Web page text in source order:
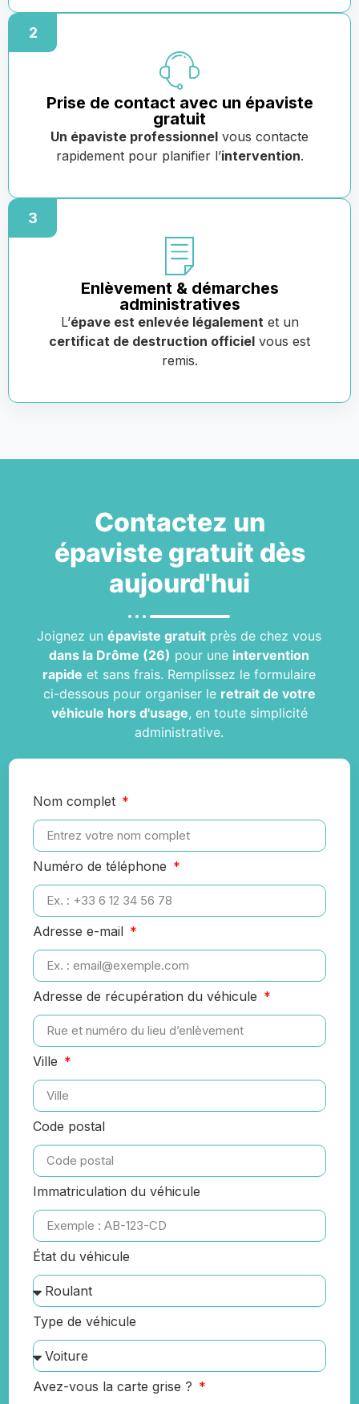
2
Prise de contact avec un épaviste
gratuit
Un épaviste professionnel vous contacte
rapidement pour planifier l’intervention.
3
Enlèvement & démarches
administratives
L’épave est enlevée légalement et un
certificat de destruction officiel vous est
remis.
Contactez un
épaviste gratuit dès
aujourd'hui
Joignez unépaviste gratuit près de chez vous
dans la Drôme (26) pour une intervention
rapide et sans frais. Remplissez le formulaire
ci-dessous pour organiser le retrait de votre
véhicule hors d'usage, en toute simplicité
administrative.
Nom complet
Numéro de téléphone
Adresse e-mail
Adresse de récupération du véhicule
Ville
Code postal
Immatriculation du véhicule
État du véhicule
Type de véhicule
Avez-vous la carte grise ?